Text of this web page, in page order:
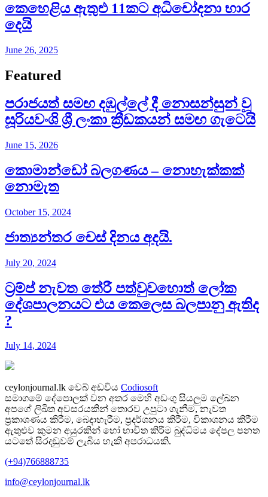
කෙහෙළිය ඇතුළු 11කට අධිචෝදනා භාර
දෙයි
June 26, 2025
Featured
පරාජයත් සමඟ දඹුල්ලේ දී නොසන්සුන් වූ
සූරියවංශි ශ්‍රී ලංකා ක්‍රීඩකයන් සමඟ ගැටෙයි
June 15, 2026
කොමාන්ඩෝ බලගණය – නොහැක්කක්
නොමැත​
October 15, 2024
ජාත්‍යන්තර චෙස් දිනය අදයි.
July 20, 2024
ට්‍රම්ප් නැවත තේරී පත්වුවහොත් ලෝක
දේශපාලනයට එය කෙලෙස බලපානු ඇතිද​
?
July 14, 2024
ceylonjournal.lk වෙබ් අඩවිය Codiosoft
සමාගමේ දේපොලක් වන අතර මෙහි අඩංගු සියලුම ලේඛන
අපගේ ලිඛිත අවසරයකින් තොරව උපුටා ගැනීම, නැවත
ප්‍රකාශණය කිරීම, බෙදාහැරීම, ප්‍රදර්ශනය කිරීම, විකාශනය කිරීම
ඇතුළුව කුමන අයුරකින් හෝ භාවිත කිරීම බුද්ධිමය දේපල පනත
යටතේ සිරදඬුවම් ලැබිය හැකි අපරාධයකි.
(+94)766888735
info@ceylonjournal.lk